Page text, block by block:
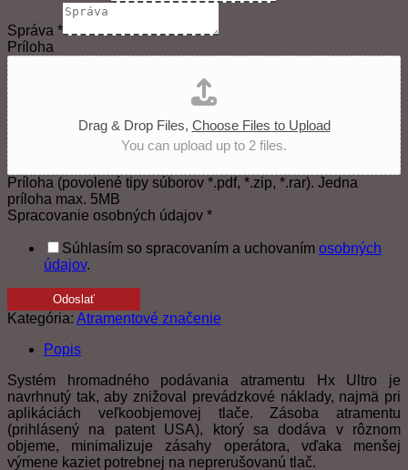
Správa *
Príloha
Drag & Drop Files, Choose Files to Upload
You can upload up to 2 files.
Príloha (povolené tipy súborov *.pdf, *.zip, *.rar). Jedna
príloha max. 5MB
Spracovanie osobných údajov *
Súhlasím so spracovaním a uchovaním osobných
údajov.
Odoslať
Kategória: Atramentové značenie
Popis
Systém hromadného podávania atramentu Hx Ultro je
navrhnutý tak, aby znižoval prevádzkové náklady, najmä pri
aplikáciách veľkoobjemovej tlače. Zásoba atramentu
(prihlásený na patent USA), ktorý sa dodáva v rôznom
objeme, minimalizuje zásahy operátora, vďaka menšej
výmene kaziet potrebnej na neprerušovanú tlač.